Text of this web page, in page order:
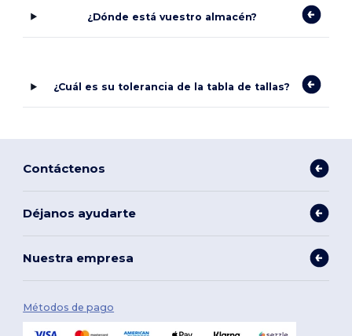
¿Dónde está vuestro almacén?
¿Cuál es su tolerancia de la tabla de tallas?
Contáctenos
Déjanos ayudarte
Nuestra empresa
Métodos de pago